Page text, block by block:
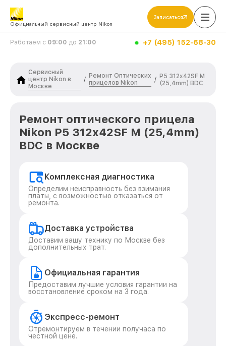
Официальный сервисный центр Nikon
Записаться
Работаем с 09:00 до 21:00 +7 (495) 152-68-30
Сервисный
центр Nikon в
Москве
/
Ремонт Оптических
прицелов Nikon
/ P5 312x42SF M
(25,4mm) BDC
Ремонт оптического прицела
Nikon P5 312x42SF M (25,4mm)
BDC в Москве
Комплексная диагностика
Определим неисправность без взимания
платы, с возможностью отказаться от
ремонта.
Доставка устройства
Доставим вашу технику по Москве без
дополнительных трат.
Официальная гарантия
Предоставим лучшие условия гарантии на
восстановление сроком на 3 года.
Экспресс-ремонт
Отремонтируем в течении получаса по
честной цене.